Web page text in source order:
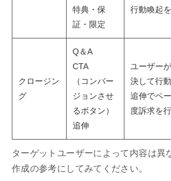
特典・保
証・限定
行動喚起
クロージン
グ
Q＆A
CTA
（コンバー
ジョンさせ
るボタン）
追伸
ユーザー
決して行
追伸でペ
度訴求を
ターゲットユーザーによって内容は異
作成の参考にしてみてください。